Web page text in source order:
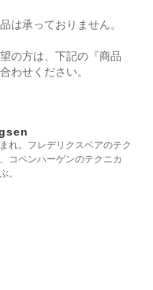
は承っておりません。
の方は、下記の『商品
わせください。
れ。フレデリクスベアのテク
コペンハーゲンのテクニカ
。